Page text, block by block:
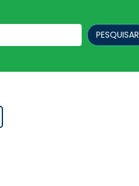
PESQUISAR